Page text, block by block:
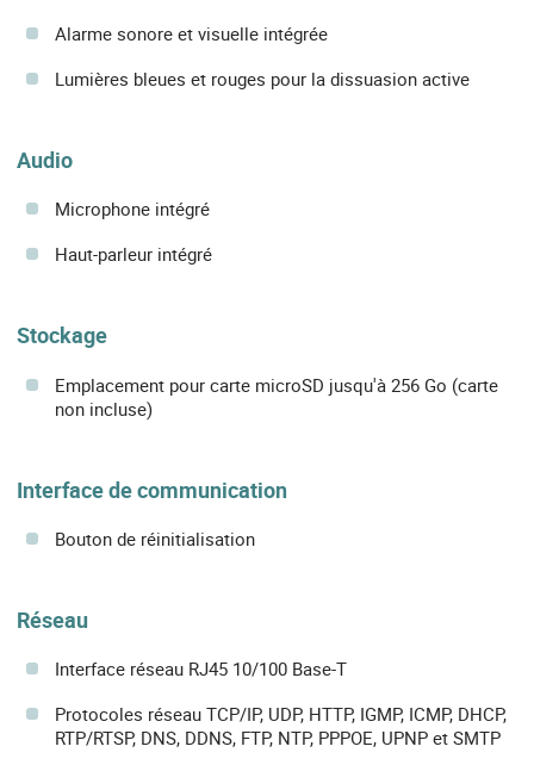
Alarme sonore et visuelle intégrée
Lumières bleues et rouges pour la dissuasion active
Audio
Microphone intégré
Haut-parleur intégré
Stockage
Emplacement pour carte microSD jusqu'à 256 Go (carte
non incluse)
Interface de communication
Bouton de réinitialisation
Réseau
Interface réseau RJ45 10/100 Base-T
Protocoles réseau TCP/IP, UDP, HTTP, IGMP, ICMP, DHCP,
RTP/RTSP, DNS, DDNS, FTP, NTP, PPPOE, UPNP et SMTP